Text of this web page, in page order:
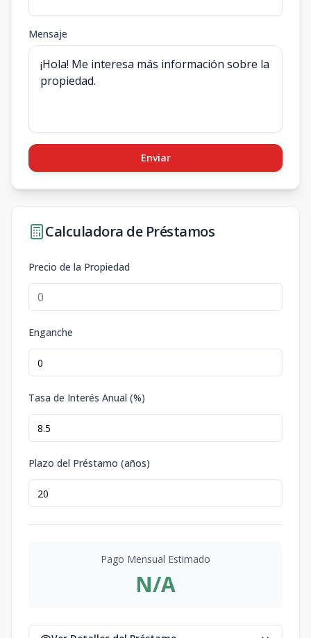
Mensaje
Enviar
Calculadora de Préstamos
Precio de la Propiedad
Enganche
Tasa de Interés Anual (%)
Plazo del Préstamo (años)
Pago Mensual Estimado
N/A